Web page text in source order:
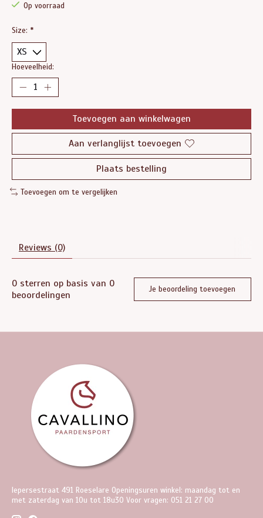
Op voorraad
Size: *
Hoeveelheid:
Toevoegen aan winkelwagen
Aan verlanglijst toevoegen
Plaats bestelling
Toevoegen om te vergelijken
Reviews (0)
0 sterren op basis van 0
beoordelingen
Je beoordeling toevoegen
Iepersestraat 491 Roeselare Openingsuren winkel: maandag tot en
met zaterdag van 10u tot 18u30 Voor vragen: 051 21 27 00